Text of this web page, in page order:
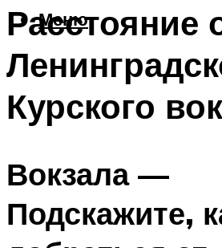
Меню
Расстояние
Курского
Вокзала —
Подскажите,